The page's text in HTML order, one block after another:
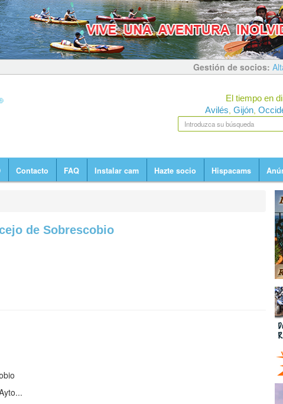
Gestión de socios:
El tiempo en
Avilés, Gijón,
Contacto FAQ Instalar cam Hazte socio Hispacams
de Sobrescobio